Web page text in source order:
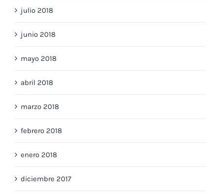
julio 2018
junio 2018
mayo 2018
abril 2018
marzo 2018
febrero 2018
enero 2018
diciembre 2017